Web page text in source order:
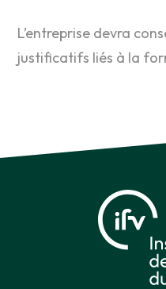
L’entreprise devra
justificatifs liés à la